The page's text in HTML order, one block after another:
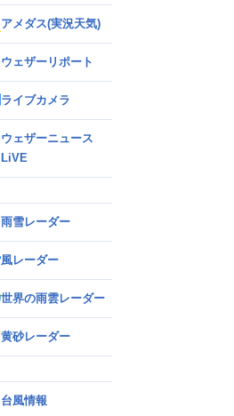
アメダス(実況天気)
ウェザーリポート
ライブカメラ
ウェザーニュース
LiVE
雨雪レーダー
風レーダー
世界の雨雲レーダー
黄砂レーダー
台風情報